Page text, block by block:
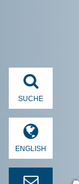
SUCHE
ENGLISH